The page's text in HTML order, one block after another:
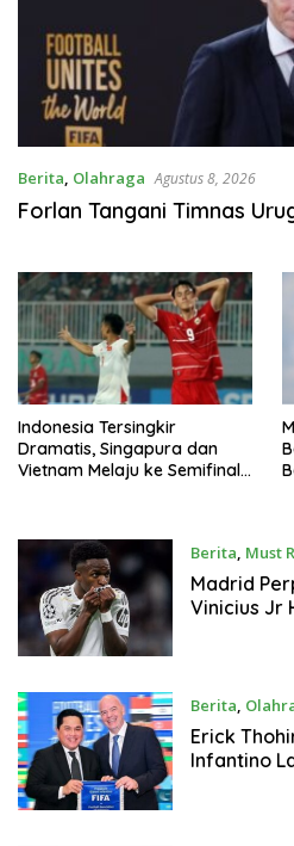
Berita, Olahraga Agustus 8, 2026
Forlan Tangani Timnas
Indonesia Tersingkir
Dramatis, Singapura dan
Vietnam Melaju ke Semifinal
Berita, Must
2026
Madrid
Vinicius Jr
Berita,
Erick
Infantino